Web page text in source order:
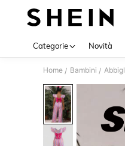
Categorie Novità
Home / Bambini /